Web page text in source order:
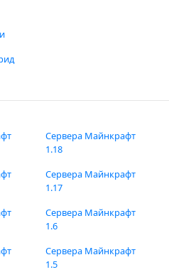
Сервера Майнкрафт
1.18
Сервера Майнкрафт
1.17
Сервера Майнкрафт
1.6
Сервера Майнкрафт
1.5